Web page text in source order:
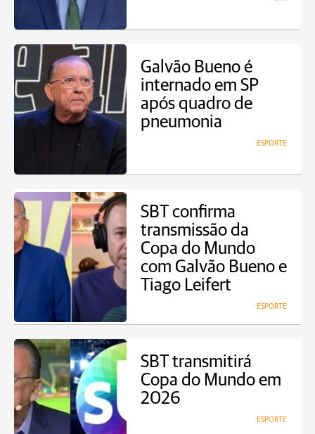
Galvão Bueno é
internado em SP
após quadro de
pneumonia
ESPORTE
SBT confirma
transmissão da
Copa do Mundo
com Galvão Bueno e
Tiago Leifert
ESPORTE
SBT transmitirá
Copa do Mundo em
2026
ESPORTE